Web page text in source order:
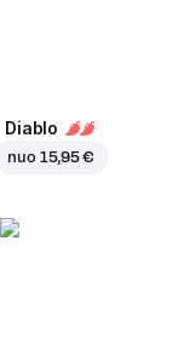
Diablo
nuo 15,95 €